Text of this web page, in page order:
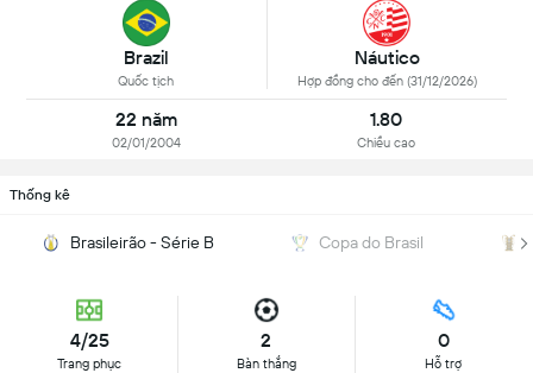
Brazil
Quốc tịch
Náutico
Hợp đồng cho đến (31/12/2026)
22 năm
02/01/2004
1.80
Chiều cao
Thống kê
Brasileirão - Série B Copa do Brasil
4/25
Trang phục
2
Bàn thắng
0
Hỗ trợ